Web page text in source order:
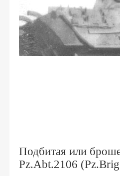
Подбитая или
Pz.Abt.2106